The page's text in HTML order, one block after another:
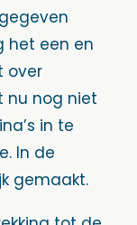
het een en
over
nu nog niet
in te
In de
gemaakt.